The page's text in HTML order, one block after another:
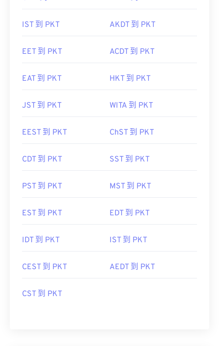
IST 到 PKT AKDT 到 PKT
EET 到 PKT ACDT 到 PKT
EAT 到 PKT HKT 到 PKT
JST 到 PKT WITA 到 PKT
EEST 到 PKT ChST 到 PKT
CDT 到 PKT SST 到 PKT
PST 到 PKT MST 到 PKT
EST 到 PKT EDT 到 PKT
IDT 到 PKT IST 到 PKT
CEST 到 PKT AEDT 到 PKT
CST 到 PKT